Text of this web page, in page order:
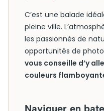
C’est une balade
pleine ville.
les passionnés de
opportunités de
vous conseille d’y
couleurs
Naviguer en